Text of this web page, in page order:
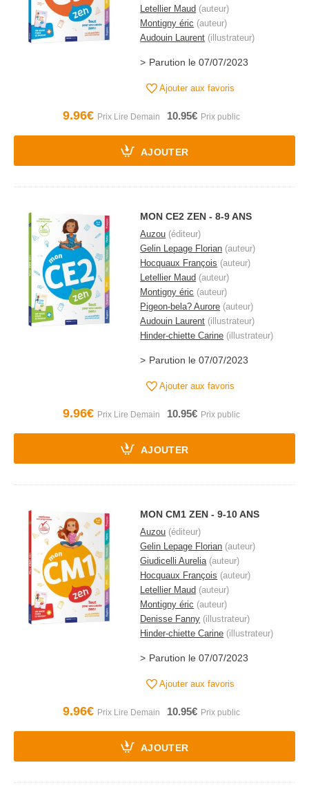
Letellier Maud (auteur)
Montigny éric (auteur)
Audouin Laurent (illustrateur)
Parution le 07/07/2023
Ajouter aux favoris
9.96€ 10.95€
AJOUTER
MON CE2 ZEN - 8-9 ANS
Auzou (éditeur)
Gelin Lepage Florian (auteur)
Hocquaux François (auteur)
Letellier Maud (auteur)
Montigny éric (auteur)
Pigeon-bela? Aurore (auteur)
Audouin Laurent (illustrateur)
Hinder-chiette Carine (illustrateur)
Parution le 07/07/2023
Ajouter aux favoris
9.96€ 10.95€
AJOUTER
MON CM1 ZEN - 9-10 ANS
Auzou (éditeur)
Gelin Lepage Florian (auteur)
Giudicelli Aurelia(auteur)
Hocquaux François (auteur)
Letellier Maud (auteur)
Montigny éric (auteur)
Denisse Fanny (illustrateur)
Hinder-chiette Carine (illustrateur)
Parution le 07/07/2023
Ajouter aux favoris
9.96€ 10.95€
AJOUTER